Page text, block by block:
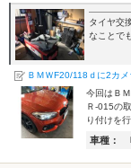
タイヤ交
なことで
ＢＭＷF20/118ｄに2カ
今回はＢ
Ｒ-015の
り付けを
車種：